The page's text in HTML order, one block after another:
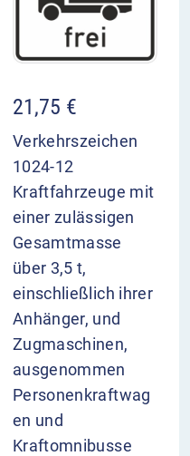
21,75 €
Verkehrszeichen
1024-12
Kraftfahrzeuge mit
einer zulässigen
Gesamtmasse
über 3,5 t,
einschließlich ihrer
Anhänger, und
Zugmaschinen,
ausgenommen
Personenkraftwag
en und
Kraftomnibusse